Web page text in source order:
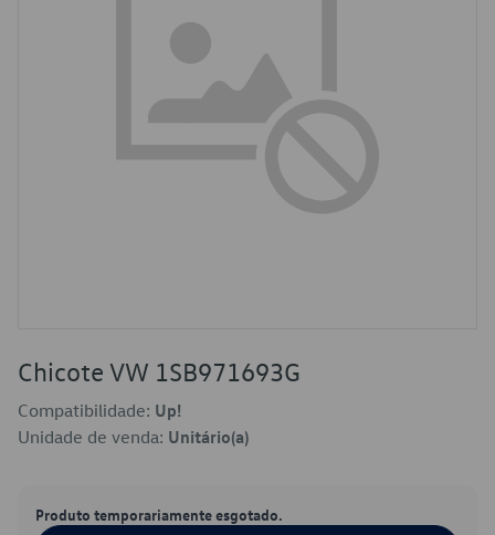
Chicote VW 1SB971693G
Compatibilidade: Up!
Unidade de venda: Unitário(a)
Produto temporariamente esgotado.